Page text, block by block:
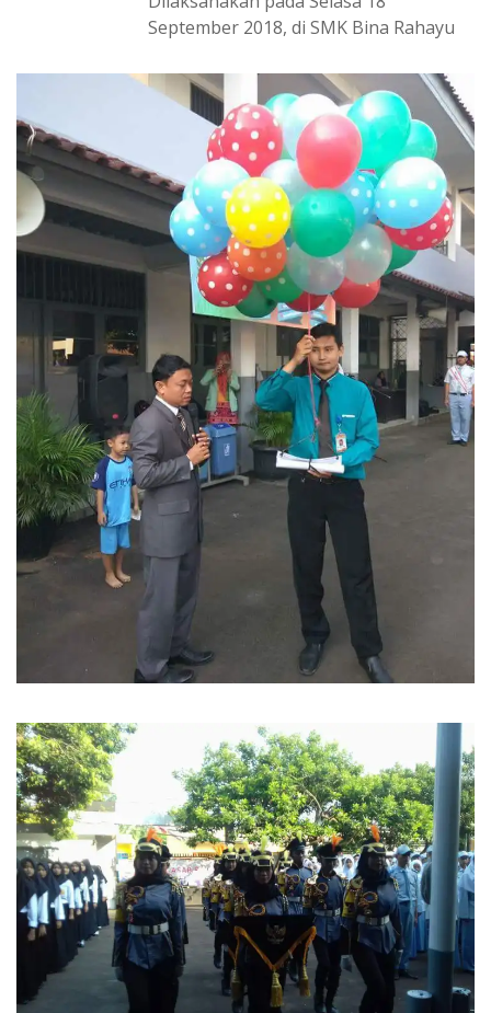
September 2018, di SMK Bina Rahayu